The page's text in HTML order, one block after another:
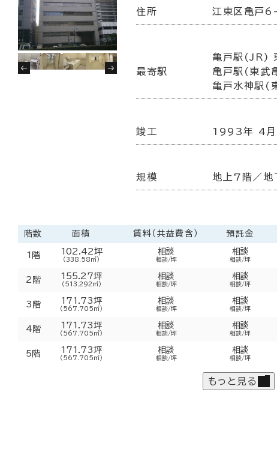
住所 江東区亀戸
最寄駅
亀戸駅(JR)
亀戸駅(東武
亀戸水神駅(
竣工 1993年 4月
規模 地上7階／地
階数 面積 賃料（共益費含） 預託金
1階 102.42坪
（338.58㎡）
相談
相談/坪
相談
相談/坪
2階 155.27坪
（513.292㎡）
相談
相談/坪
相談
相談/坪
3階 171.73坪
（567.705㎡）
相談
相談/坪
相談
相談/坪
4階 171.73坪
（567.705㎡）
相談
相談/坪
相談
相談/坪
5階 171.73坪
（567.705㎡）
相談
相談/坪
相談
相談/坪
もっと見る
この条件で検索する